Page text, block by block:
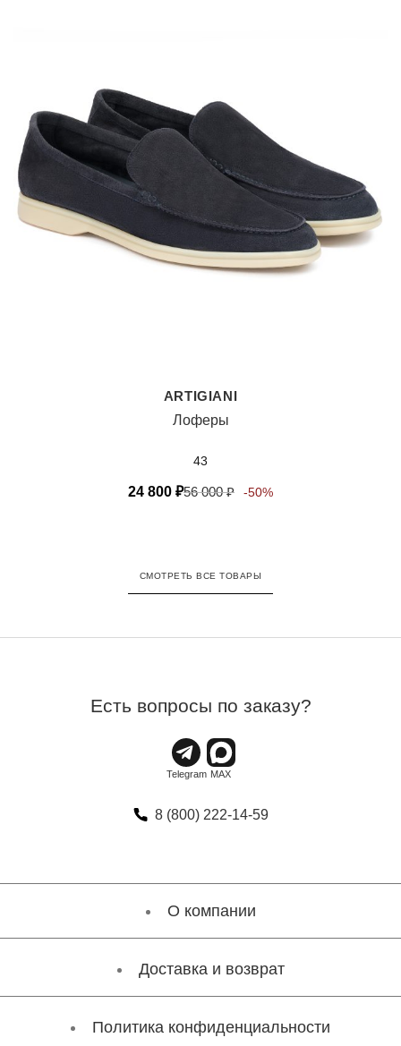
ARTIGIANI
Лоферы
43
24 800 ₽56 000₽ -50%
СМОТРЕТЬ ВСЕ ТОВАРЫ
Есть вопросы по заказу?
8 (800) 222-14-59
О компании
Доставка и возврат
Политика конфиденциальности